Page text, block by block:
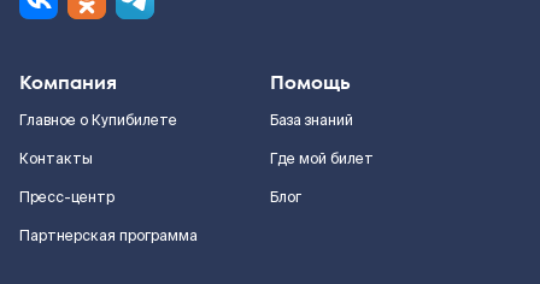
Компания
Главное о Купибилете
Контакты
Пресс-центр
Партнерская программа
Помощь
База знаний
Где мой билет
Блог